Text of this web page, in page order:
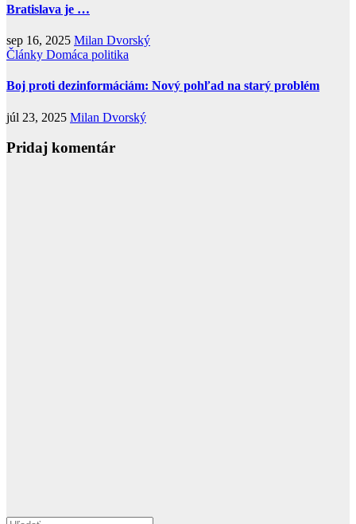
Bratislava je …
sep 16, 2025 Milan Dvorský
Články Domáca politika
Boj proti dezinformáciám: Nový pohľad na starý problém
júl 23, 2025 Milan Dvorský
Pridaj komentár